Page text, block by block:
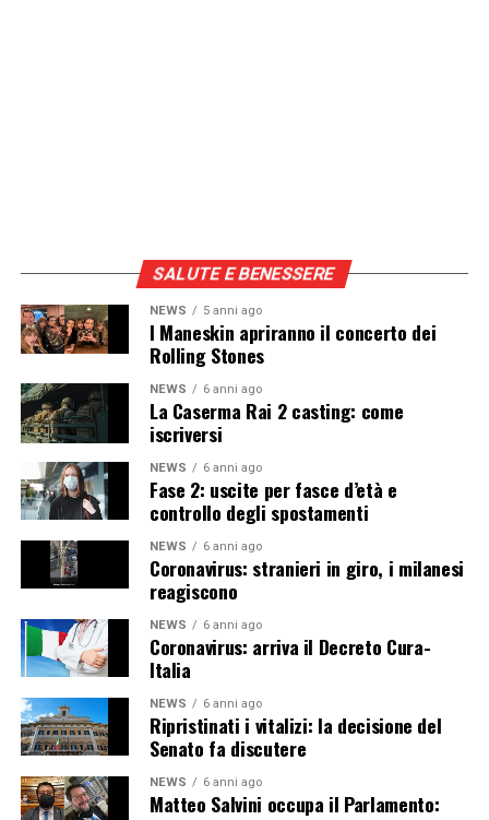
SALUTE E BENESSERE
NEWS 5 anni ago
I Maneskin apriranno il concerto dei
Rolling Stones
NEWS 6 anni ago
La Caserma Rai 2 casting: come
iscriversi
NEWS 6 anni ago
Fase 2: uscite per fasce d’età e
controllo degli spostamenti
NEWS 6 anni ago
Coronavirus: stranieri in giro, i milanesi
reagiscono
NEWS 6 anni ago
Coronavirus: arriva il Decreto Cura-
Italia
NEWS 6 anni ago
Ripristinati i vitalizi: la decisione del
Senato fa discutere
NEWS 6 anni ago
Matteo Salvini occupa il Parlamento: